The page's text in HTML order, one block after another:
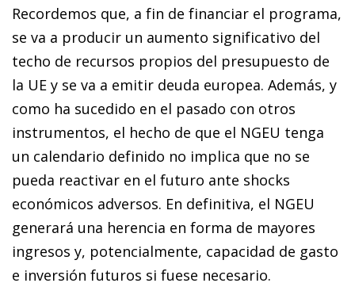
Recordemos que, a fin de financiar el programa,
se va a producir un aumento significativo del
techo de recursos propios del presupuesto de
la UE y se va a emitir deuda europea. Además, y
como ha sucedido en el pasado con otros
instrumentos, el hecho de que el NGEU tenga
un calendario definido no implica que no se
pueda reactivar en el futuro ante shocks
económicos adversos. En definitiva, el NGEU
generará una herencia en forma de mayores
ingresos y, potencialmente, capacidad de gasto
e inversión futuros si fuese necesario.